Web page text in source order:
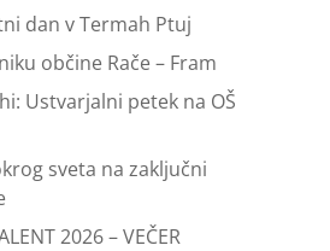
dan v Termah Ptuj
občine Rače – Fram
Ustvarjalni petek na OŠ
sveta na zaključni
2026 – VEČER